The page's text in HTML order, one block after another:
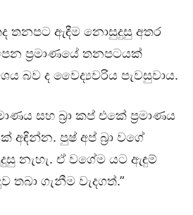
තනපට ඇඳීම නොසුදුසු අතර
ප්‍රමාණයේ තනපටයක්
බව ද වෛද්‍යවරිය පැවසුවාය.
සහ බ්‍රා කප් එකේ ප්‍රමාණය
අඳින්න. පුෂ් අප් බ්‍රා වගේ
නැහැ. ඒ වගේම යට ඇඳුම්
තබා ගැනීම වැදගත්.”